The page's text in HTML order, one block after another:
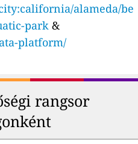
alameda/be
park &
platform/
rangsor